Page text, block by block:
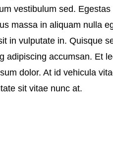
vestibulum sed.
massa in aliquam nulla
in vulputate in. Quisque
accumsan. Et
dolor. At id vehicula
sit vitae nunc at.